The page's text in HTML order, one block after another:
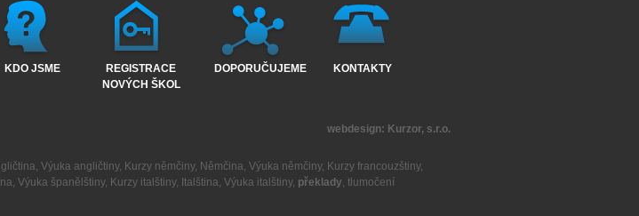
KDO JSME
REGISTRACE
NOVÝCH ŠKOL
DOPORUČUJEME KONTAKTY
webdesign: Kurzor, s.r.o.
, Výuka angličtiny, Kurzy němčiny, Němčina, Výuka němčiny, Kurzy francouzštiny,
, Výuka španělštiny, Kurzy italštiny, Italština, Výuka italštiny, překlady, tlumočení